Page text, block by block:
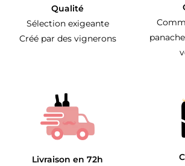
Qualité
Sélection exigeante
Créé par des vignerons
Livraison en 72h